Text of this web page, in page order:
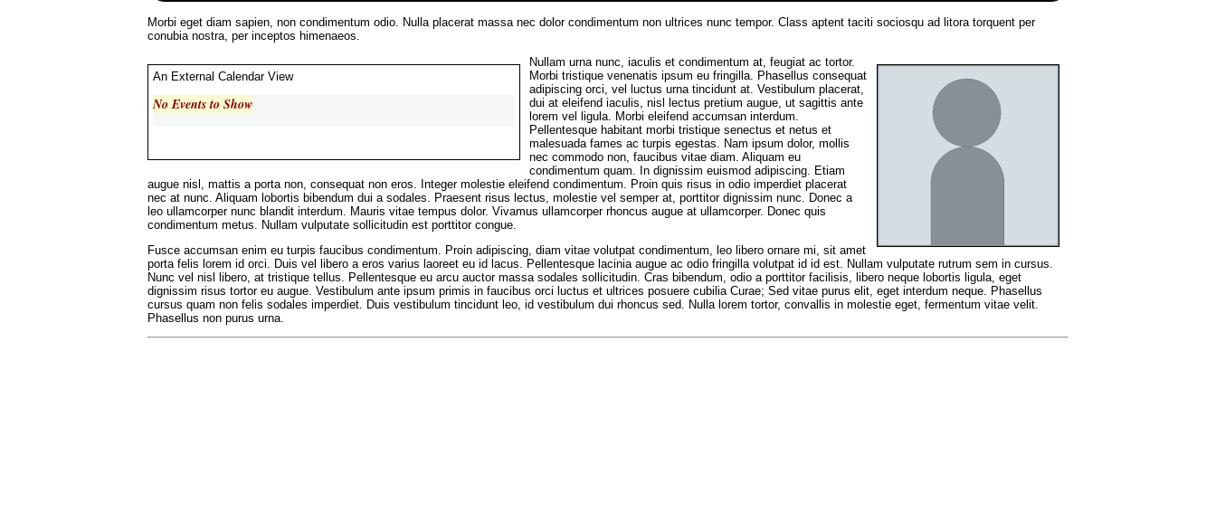
Morbi eget diam sapien, non condimentum odio. Nulla placerat massa nec dolor condimentum non ultrices nunc tempor. Class aptent taciti sociosqu ad litora torquent per
conubia nostra, per inceptos himenaeos.
An External Calendar View
Nullam urna nunc, iaculis et condimentum at, feugiat ac tortor.
Morbi tristique venenatis ipsum eu fringilla. Phasellus consequat
adipiscing orci, vel luctus urna tincidunt at. Vestibulum placerat,
dui at eleifend iaculis, nisl lectus pretium augue, ut sagittis ante
lorem vel ligula. Morbi eleifend accumsan interdum.
Pellentesque habitant morbi tristique senectus et netus et
malesuada fames ac turpis egestas. Nam ipsum dolor, mollis
nec commodo non, faucibus vitae diam. Aliquam eu
condimentum quam. In dignissim euismod adipiscing. Etiam
augue nisl, mattis a porta non, consequat non eros. Integer molestie eleifend condimentum. Proin quis risus in odio imperdiet placerat
nec at nunc. Aliquam lobortis bibendum dui a sodales. Praesent risus lectus, molestie vel semper at, porttitor dignissim nunc. Donec a
leo ullamcorper nunc blandit interdum. Mauris vitae tempus dolor. Vivamus ullamcorper rhoncus augue at ullamcorper. Donec quis
condimentum metus. Nullam vulputate sollicitudin est porttitor congue.
Fusce accumsan enim eu turpis faucibus condimentum. Proin adipiscing, diam vitae volutpat condimentum, leo libero ornare mi, sit amet
porta felis lorem id orci. Duis vel libero a eros varius laoreet eu id lacus. Pellentesque lacinia augue ac odio fringilla volutpat id id est. Nullam vulputate rutrum sem in cursus.
Nunc vel nisl libero, at tristique tellus. Pellentesque eu arcu auctor massa sodales sollicitudin. Cras bibendum, odio a porttitor facilisis, libero neque lobortis ligula, eget
dignissim risus tortor eu augue. Vestibulum ante ipsum primis in faucibus orci luctus et ultrices posuere cubilia Curae; Sed vitae purus elit, eget interdum neque. Phasellus
cursus quam non felis sodales imperdiet. Duis vestibulum tincidunt leo, id vestibulum dui rhoncus sed. Nulla lorem tortor, convallis in molestie eget, fermentum vitae velit.
Phasellus non purus urna.